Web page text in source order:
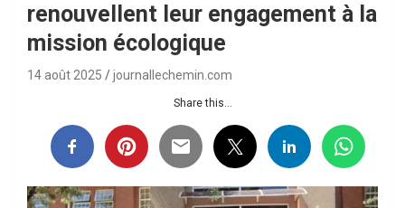
renouvellent leur engagement à la
mission écologique
14 août 2025 journallechemin.com
Share this...